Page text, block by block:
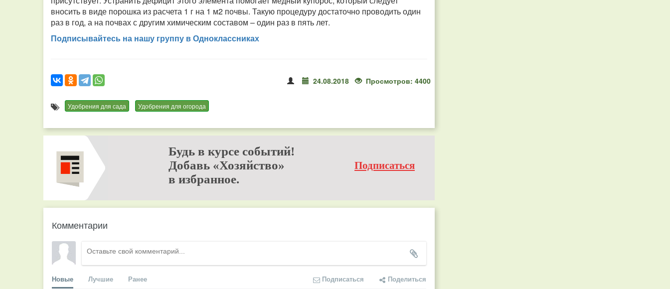
вносить в виде порошка из расчета 1 г на 1 м2 почвы. Такую процедуру достаточно проводить один
раз в год, а на почвах с другим химическим составом – один раз в пять лет.
Подписывайтесь на нашу группу в Одноклассниках
24.08.2018 Просмотров: 4400
Удобрения для сада Удобрения для огорода
Будь в курсе событий!
Добавь «Хозяйство»
в избранное.
Подписаться
Комментарии
Новые Лучшие Ранее Подписаться Поделиться